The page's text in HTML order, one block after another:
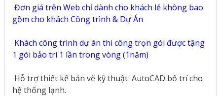
Đơn giá trên Web chỉ dành cho khách lẻ không bao
gồm cho khách Công trình & Dự Án
Khách công trình dự án thi công trọn gói được tặng
1 gói bảo trì 1 lần trong vòng (1năm)
Hỗ trợ thiết kế bản vẽ kỹ thuật AutoCAD bố trí cho
hệ thống lạnh.